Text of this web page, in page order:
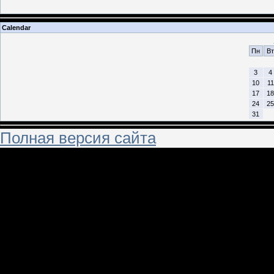
Calendar
Пн
Вт
3
4
10
11
17
18
24
25
31
Полная версия сайта